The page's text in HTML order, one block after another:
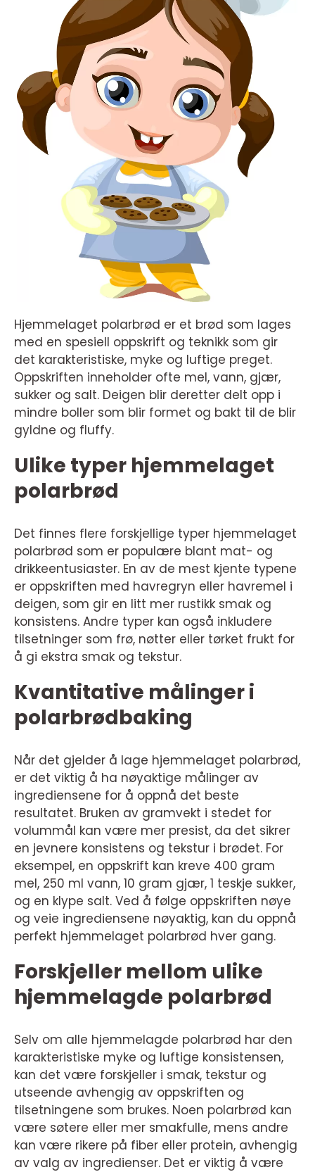
Hjemmelaget polarbrød er et brød som lages
med en spesiell oppskrift og teknikk som gir
det karakteristiske, myke og luftige preget.
Oppskriften inneholder ofte mel, vann, gjær,
sukker og salt. Deigen blir deretter delt opp i
mindre boller som blir formet og bakt til de blir
gyldne og fluffy.
Ulike typer hjemmelaget
polarbrød
Det finnes flere forskjellige typer hjemmelaget
polarbrød som er populære blant mat- og
drikkeentusiaster. En av de mest kjente typene
er oppskriften med havregryn eller havremel i
deigen, som gir en litt mer rustikk smak og
konsistens. Andre typer kan også inkludere
tilsetninger som frø, nøtter eller tørket frukt for
å gi ekstra smak og tekstur.
Kvantitative målinger i
polarbrødbaking
Når det gjelder å lage hjemmelaget polarbrød,
er det viktig å ha nøyaktige målinger av
ingrediensene for å oppnå det beste
resultatet. Bruken av gramvekt i stedet for
volummål kan være mer presist, da det sikrer
en jevnere konsistens og tekstur i brødet. For
eksempel, en oppskrift kan kreve 400 gram
mel, 250 ml vann, 10 gram gjær, 1 teskje sukker,
og en klype salt. Ved å følge oppskriften nøye
og veie ingrediensene nøyaktig, kan du oppnå
perfekt hjemmelaget polarbrød hver gang.
Forskjeller mellom ulike
hjemmelagde polarbrød
Selv om alle hjemmelagde polarbrød har den
karakteristiske myke og luftige konsistensen,
kan det være forskjeller i smak, tekstur og
utseende avhengig av oppskriften og
tilsetningene som brukes. Noen polarbrød kan
være søtere eller mer smakfulle, mens andre
kan være rikere på fiber eller protein, avhengig
av valg av ingredienser. Det er viktig å være